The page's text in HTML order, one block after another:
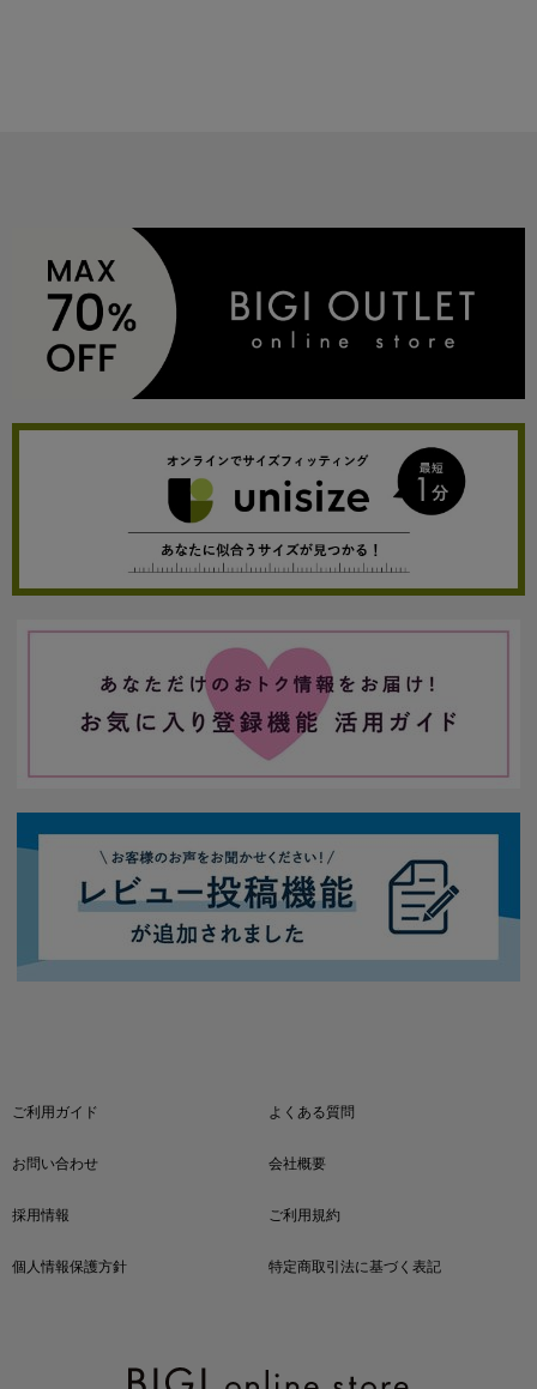
ご利用ガイド よくある質問
お問い合わせ 会社概要
採用情報 ご利用規約
個人情報保護方針 特定商取引法に基づく表記